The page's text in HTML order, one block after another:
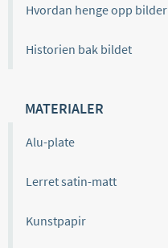
Hvordan henge opp bilder
Historien bak bildet
MATERIALER
Alu-plate
Lerret satin-matt
Kunstpapir